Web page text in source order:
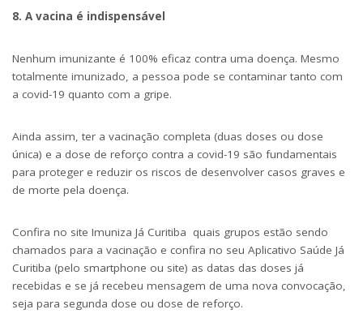
8. A vacina é indispensável
Nenhum imunizante é 100% eficaz contra uma doença. Mesmo
totalmente imunizado, a pessoa pode se contaminar tanto com
a covid-19 quanto com a gripe.
Ainda assim, ter a vacinação completa (duas doses ou dose
única) e a dose de reforço contra a covid-19 são fundamentais
para proteger e reduzir os riscos de desenvolver casos graves e
de morte pela doença.
Confira no site Imuniza Já Curitiba quais grupos estão sendo
chamados para a vacinação e confira no seu Aplicativo Saúde Já
Curitiba (pelo smartphone ou site) as datas das doses já
recebidas e se já recebeu mensagem de uma nova convocação,
seja para segunda dose ou dose de reforço.